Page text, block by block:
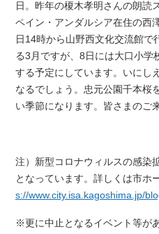
日。昨年の榎木孝明さんの朗読
ペイン・アンダルシア在住の西
日14時から山野西文化交流館で
る3月ですが、8日には大口小学
する予定にしています。いにし
なるでしょう。忠元公園千本桜
い季節になります。皆さまのご
注）新型コロナウィルスの感染
となっています。詳しくは市ホ
s://www.city.isa.kagoshima.jp/
※更に中止となるイベント等が